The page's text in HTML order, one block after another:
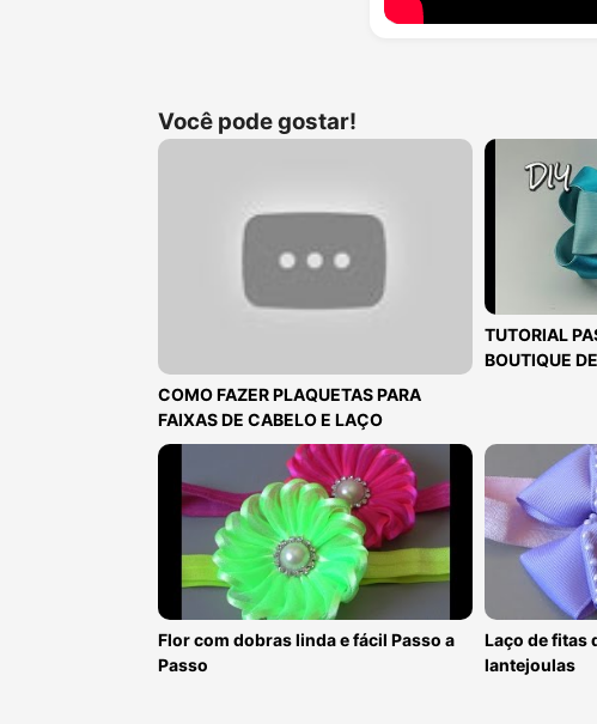
Você pode gostar!
COMO FAZER PLAQUETAS PARA
FAIXAS DE CABELO E LAÇO
TUTORIAL
BOUTIQUE
Flor com dobras linda e fácil Passo a
Passo
Laço de fitas
lantejoulas